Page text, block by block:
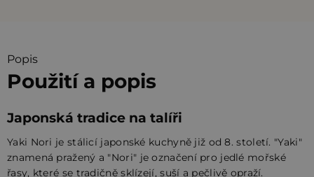
Popis
Použití a popis
Japonská tradice na talíři
Yaki Nori je stálicí japonské kuchyně již od 8. století. "Yaki"
znamená pražený a "Nori" je označení pro jedlé mořské
řasy, které se tradičně sklízejí, suší a pečlivě opraží.